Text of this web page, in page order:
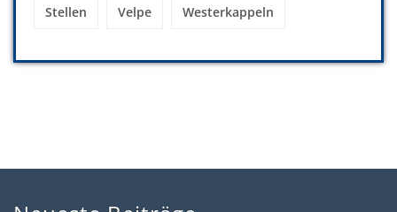
Stellen Velpe Westerkappeln